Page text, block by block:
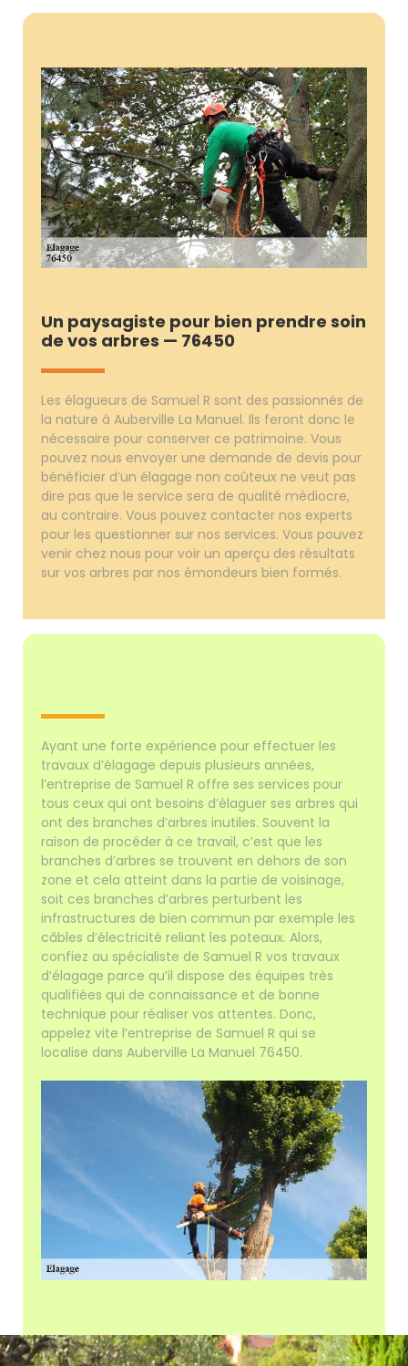
Un paysagiste pour bien prendre soin
de vos arbres — 76450
Les élagueurs de Samuel R sont des passionnés de
la nature à Auberville La Manuel. Ils feront donc le
nécessaire pour conserver ce patrimoine. Vous
pouvez nous envoyer une demande de devis pour
bénéficier d’un élagage non coûteux ne veut pas
dire pas que le service sera de qualité médiocre,
au contraire. Vous pouvez contacter nos experts
pour les questionner sur nos services. Vous pouvez
venir chez nous pour voir un aperçu des résultats
sur vos arbres par nos émondeurs bien formés.
Ayant une forte expérience pour effectuer les
travaux d’élagage depuis plusieurs années,
l’entreprise de Samuel R offre ses services pour
tous ceux qui ont besoins d’élaguer ses arbres qui
ont des branches d’arbres inutiles. Souvent la
raison de procéder à ce travail, c’est que les
branches d’arbres se trouvent en dehors de son
zone et cela atteint dans la partie de voisinage,
soit ces branches d’arbres perturbent les
infrastructures de bien commun par exemple les
câbles d’électricité reliant les poteaux. Alors,
confiez au spécialiste de Samuel R vos travaux
d’élagage parce qu’il dispose des équipes très
qualifiées qui de connaissance et de bonne
technique pour réaliser vos attentes. Donc,
appelez vite l’entreprise de Samuel R qui se
localise dans Auberville La Manuel 76450.